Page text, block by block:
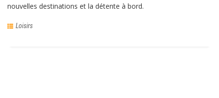
nouvelles destinations et la détente à bord.
Loisirs